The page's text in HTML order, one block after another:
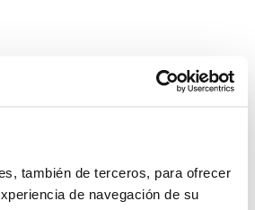
también de terceros, para ofrecer
de navegación de su